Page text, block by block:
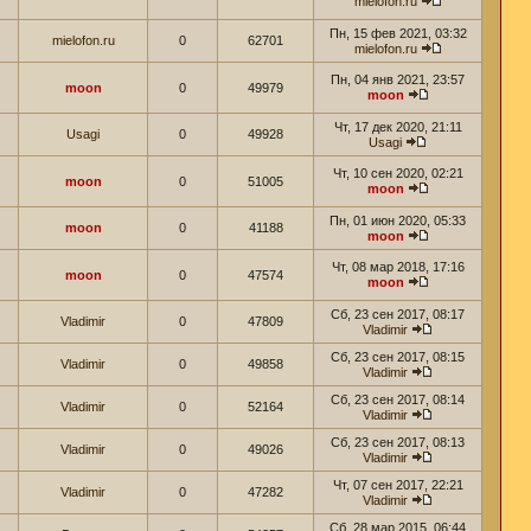
mielofon.ru 0 62701
Пн, 15 фев 2021, 03:32
mielofon.ru
moon 0 49979
Пн, 04 янв 2021, 23:57
moon
Usagi 0 49928
Чт, 17 дек 2020, 21:11
Usagi
moon 0 51005
Чт, 10 сен 2020, 02:21
moon
moon 0 41188
Пн, 01 июн 2020, 05:33
moon
moon 0 47574
Чт, 08 мар 2018, 17:16
moon
Vladimir 0 47809
Сб, 23 сен 2017, 08:17
Vladimir
Vladimir 0 49858
Сб, 23 сен 2017, 08:15
Vladimir
Vladimir 0 52164
Сб, 23 сен 2017, 08:14
Vladimir
Vladimir 0 49026
Сб, 23 сен 2017, 08:13
Vladimir
Vladimir 0 47282
Чт, 07 сен 2017, 22:21
Vladimir
Сб, 28 мар 2015, 06:44